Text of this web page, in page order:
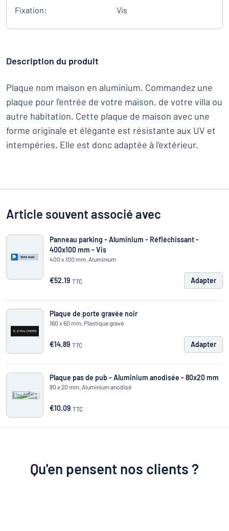
Fixation:
Vis
Description du produit
Plaque nom maison en aluminium. Commandez une
plaque pour l'entrée de votre maison, de votre villa ou
autre habitation. Cette plaque de maison avec une
forme originale et élégante est résistante aux UV et
intempéries. Elle est donc adaptée à l'extérieur.
Article souvent associé avec
Panneau parking - Aluminium - Réfléchissant -
400x100 mm - Vis
400 x 100 mm, Aluminium
€52.19 TTC Adapter
Plaque de porte gravée noir
160 x 60 mm, Plastique gravé
€14.89 TTC Adapter
Plaque pas de pub - Aluminium anodisée - 80x20 mm
80 x 20 mm, Aluminium anodisé
€10.09 TTC
Qu'en pensent nos clients ?